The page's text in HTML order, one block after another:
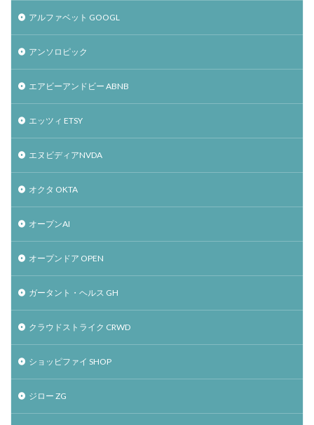
アルファベット GOOGL
アンソロピック
エアビーアンドビー ABNB
エッツィ ETSY
エヌビディアNVDA
オクタ OKTA
オープンAI
オープンドア OPEN
ガータント・ヘルス GH
クラウドストライク CRWD
ショッピファイ SHOP
ジロー ZG